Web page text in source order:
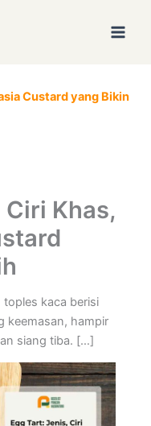
Custard yang Bikin
Ciri Khas,
toples kaca berisi
keemasan, hampir
siang tiba. […]